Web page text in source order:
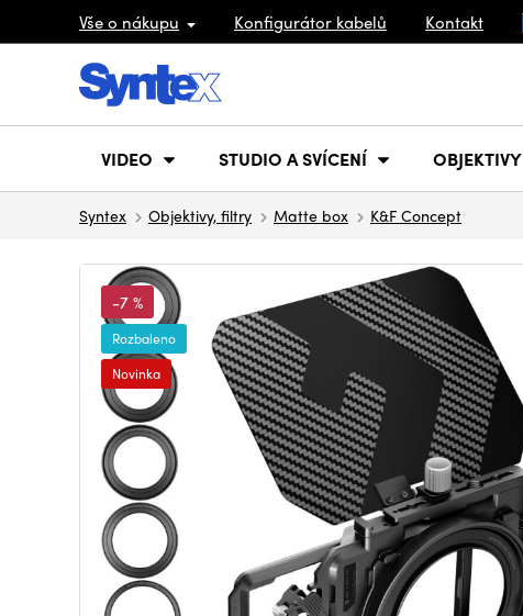
Vše o nákupu Konfigurátor kabelů Kontakt
VIDEO STUDIO A SVÍCENÍ OBJEKTIVY
Syntex Objektivy, filtry Matte box K&F Concept
-7 %
Rozbaleno
Novinka